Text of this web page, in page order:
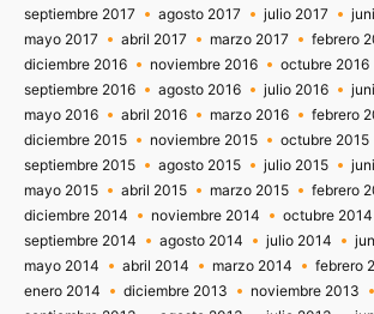
septiembre 2017
agosto 2017 julio 2017
mayo 2017
abril 2017 marzo 2017 febrero
diciembre 2016
noviembre 2016
octubre 2016
septiembre 2016
agosto 2016 julio 2016
mayo 2016
abril 2016 marzo 2016 febrero
diciembre 2015
noviembre 2015
octubre 2015
septiembre 2015
agosto 2015 julio 2015
mayo 2015
abril 2015 marzo 2015 febrero
diciembre 2014
noviembre 2014
octubre 2014
septiembre 2014
agosto 2014 julio 2014
mayo 2014
abril 2014 marzo 2014
febrero
enero 2014
diciembre 2013 noviembre 2013